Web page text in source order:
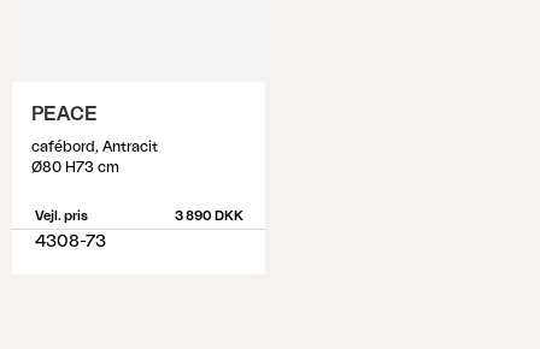
PEACE
cafébord, Antracit
Ø80 H73 cm
Vejl. pris 3 890 DKK
4308-73